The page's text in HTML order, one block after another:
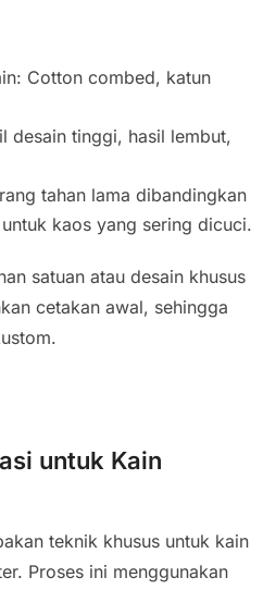
Cotton combed, katun
desain tinggi, hasil lembut,
tahan lama dibandingkan
kaos yang sering dicuci.
satuan atau desain khusus
cetakan awal, sehingga
untuk Kain
teknik khusus untuk kain
Proses ini menggunakan